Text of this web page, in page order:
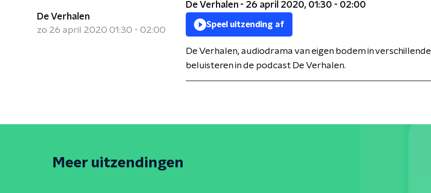
De Verhalen
zo 26 april 2020 01:30 - 02:00
De Verhalen - 26 april 2020, 01:30 - 02:00
Speel uitzending af
De Verhalen, audiodrama van eigen bodem in
beluisteren in de podcast De Verhalen.
Meer uitzendingen